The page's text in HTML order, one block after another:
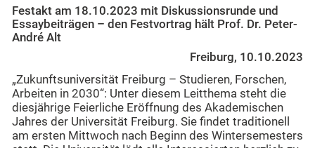
Festakt am 18.10.2023 mit Diskussionsrunde und
Essaybeiträgen – den Festvortrag hält Prof. Dr. Peter-
André Alt
Freiburg, 10.10.2023
„Zukunftsuniversität Freiburg – Studieren, Forschen,
Arbeiten in 2030“: Unter diesem Leitthema steht die
diesjährige Feierliche Eröffnung des Akademischen
Jahres der Universität Freiburg. Sie findet traditionell
am ersten Mittwoch nach Beginn des Wintersemesters